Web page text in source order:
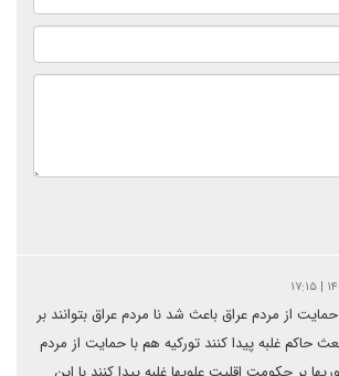
حمایت از مردم عراق باعث شد نا مردم عراق بتوانند بر
غلبه پیدا کنند تورکیه هم با حمایت از مردم